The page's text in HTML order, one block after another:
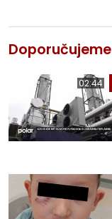
Doporučujeme
02:44